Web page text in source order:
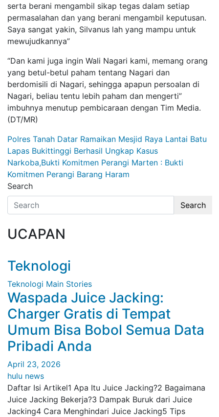
serta berani mengambil sikap tegas dalam setiap
permasalahan dan yang berani mengambil keputusan.
Saya sangat yakin, Silvanus lah yang mampu untuk
mewujudkannya”
“Dan kami juga ingin Wali Nagari kami, memang orang
yang betul-betul paham tentang Nagari dan
berdomisili di Nagari, sehingga apapun persoalan di
Nagari, beliau tentu lebih paham dan mengerti”
imbuhnya menutup pembicaraan dengan Tim Media.
(DT/MR)
Post
navigation
Polres Tanah Datar Ramaikan Mesjid Raya Lantai Batu
Lapas Bukittinggi Berhasil Ungkap Kasus
Narkoba,Bukti Komitmen Perangi Marten : Bukti
Komitmen Perangi Barang Haram
Search
Search
UCAPAN
Teknologi
Teknologi Main Stories
Waspada Juice Jacking:
Charger Gratis di Tempat
Umum Bisa Bobol Semua Data
Pribadi Anda
April 23, 2026
hulu news
Daftar Isi Artikel1 Apa Itu Juice Jacking?2 Bagaimana
Juice Jacking Bekerja?3 Dampak Buruk dari Juice
Jacking4 Cara Menghindari Juice Jacking5 Tips